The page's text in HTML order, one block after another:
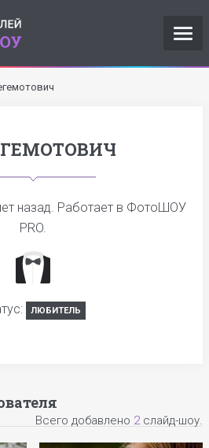
назад. Работает в ФотоШОУ
PRO.
ЛЮБИТЕЛЬ
Всего добавлено 2слайд-шоу.